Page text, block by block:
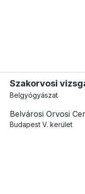
Szakorvosi
Belgyógyászat
Belvárosi Orvosi
Budapest V. kerület